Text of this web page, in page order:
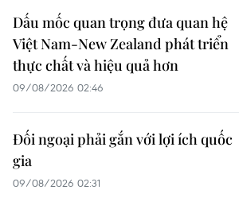
Dấu mốc quan trọng đưa quan hệ
Việt Nam-New Zealand phát triển
thực chất và hiệu quả hơn
09/08/2026 02:46
Đối ngoại phải gắn với lợi ích quốc
gia
09/08/2026 02:31